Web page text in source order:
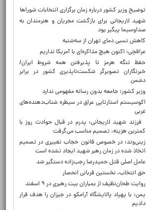
توضیح وزیر کشور درباره زمان برگزاری انتخابات شوراها
شهید لاریجانی برای بازگشت مجریان و هنرمندان به
صداوسیما پیگیر بود
کاهش نسبی دمای تهران از سه‌شنبه
عراقچی: اکنون هیچ مذاکره‌ای با آمریکا نداریم
حفظ تنگه هرمز تا پذیرفتن همه شروط ایران/
خبرنگاران تصویرگر شکست‌ناپذیری کشور در برابر
دشمن
وزیر کشور: جامعه بدون رسانه مفهومی ندارد
اکوسیستم استارتاپی عراق در سیطره شتاب‌دهنده‌‌های
غربی
فرزند شهید لاریجانی: پدرم در قبال حوادث روز با
کمترین هزینه، تصمیم مناسب می‌گرفت
زینی‌وند: در خصوص قانون حجاب تغییری در تصمیم
اتخاذ شده در زمان رهبر شهید ایجاد نشده است
عامل اصلی قتل حمیدرضا رجب‌زاده دستگیر شد
حق انتخاب، نخستین قربانی انحصار
روایت طحان‌نظیف از بمباران بیت رهبری در ۹ اسفند
یمن: با پهپاد پالایشگاه آرامکو در جیزان را هدف قرار
دادیم